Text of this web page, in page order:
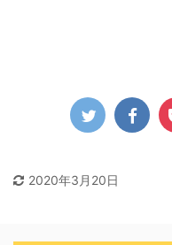
2020年3月20日